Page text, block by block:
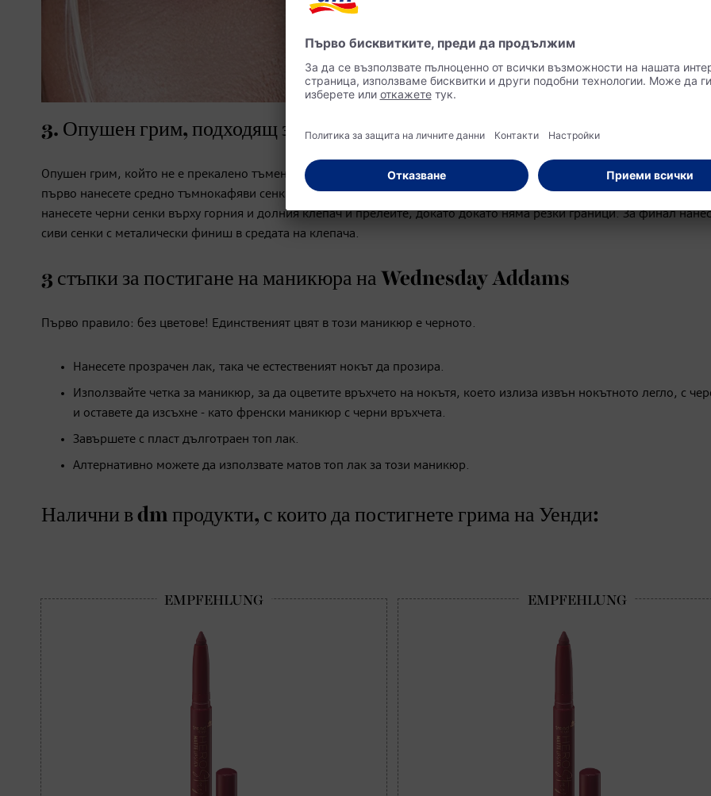
3. Опушен грим, подходящ за ежедневието
Опушен грим, който не е прекалено тъмен – ето защо толкова много харесваме грима на Джена Ортега! За да го
първо нанесете средно тъмнокафяви сенки за очи по целия клепач, както и по линията на долните мигли. След
нанесете черни сенки върху горния и долния клепач и прелейте, докато докато няма резки граници. За финал
сиви сенки с металически финиш в средата на клепача.
3 стъпки за постигане на маникюра на Wednesday Addams
Първо правило: без цветове! Единственият цвят в този маникюр е черното.
Нанесете прозрачен лак, така че естественият нокът да прозира.
Използвайте четка за маникюр, за да оцветите връхчето на нокътя, което излиза извън нокътното легло, с
и оставете да изсъхне - като френски маникюр с черни връхчета.
Завършете с пласт дълготраен топ лак.
Алтернативно можете да използвате матов топ лак за този маникюр.
Налични в dm продукти, с които да постигнете грима на Уенди: